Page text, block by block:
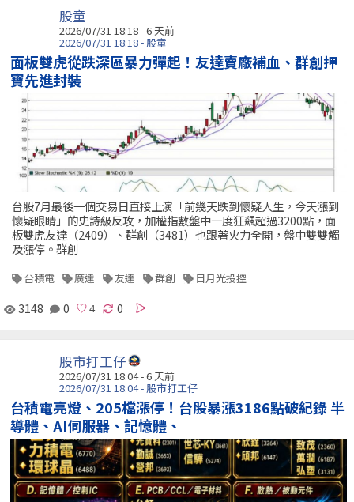
股童
2026/07/31 18:18 - 6 天前
2026/07/31 18:18 - 股童
面板雙虎從跌深區暴力彈起！友達賣廠補血、群創押
寶先進封裝
台股7月最後一個交易日直接上演「前幾天跌到懷疑人生，今天漲到
懷疑眼睛」的史詩級反攻，加權指數盤中一度狂飆超過3200點，面
板雙虎友達（2409）、群創（3481）也跟著火力全開，盤中雙雙觸
及漲停。群創
台積電 廣達 友達 群創 日月光投控
3148 0 0
股市打工仔
2026/07/31 18:04 - 6 天前
2026/07/31 18:04 - 股市打工仔
台積電亮燈、205檔漲停！台股暴漲3186點破紀錄 半
導體、AI伺服器、記憶體、